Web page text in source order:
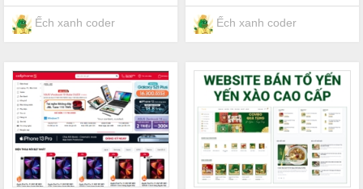
Ếch xanh coder Ếch xanh coder